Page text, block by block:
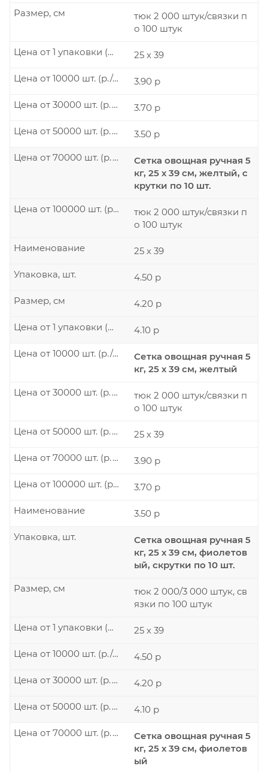
тюк 2 000 штук/связки п
о 100 штук
Размер, см
25 х 39
Цена от 1 упаковки (р./шт.)
3.90 р
Цена от 10000 шт. (р./шт.)
3.70 р
Цена от 30000 шт. (р./шт.)
3.50 р
Цена от 50000 шт. (р./шт.)
Сетка овощная ручная 5
кг, 25 х 39 см, желтый, с
крутки по 10 шт.
Цена от 70000 шт. (р./шт.)
тюк 2 000 штук/связки п
о 100 штук
Цена от 100000 шт. (р./шт.)
25 х 39
Наименование
4.50 р
Упаковка, шт.
4.20 р
Размер, см
4.10 р
Цена от 1 упаковки (р./шт.)
Сетка овощная ручная 5
кг, 25 х 39 см, желтый
Цена от 10000 шт. (р./шт.)
тюк 2 000 штук/связки п
о 100 штук
Цена от 30000 шт. (р./шт.)
25 х 39
Цена от 50000 шт. (р./шт.)
3.90 р
Цена от 70000 шт. (р./шт.)
3.70 р
Цена от 100000 шт. (р./шт.)
3.50 р
Наименование
Сетка овощная ручная 5
кг, 25 х 39 см, фиолетов
ый, скрутки по 10 шт.
Упаковка, шт.
тюк 2 000/3 000 штук, св
язки по 100 штук
Размер, см
25 х 39
Цена от 1 упаковки (р./шт.)
4.50 р
Цена от 10000 шт. (р./шт.)
4.20 р
Цена от 30000 шт. (р./шт.)
4.10 р
Цена от 50000 шт. (р./шт.)
Сетка овощная ручная 5
кг, 25 х 39 см, фиолетов
ый
Цена от 70000 шт. (р./шт.)